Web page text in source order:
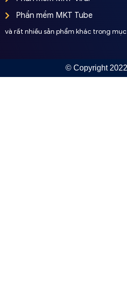
Phần mềm MKT Tube
và rất nhiều sản phẩm khác trong
© Copyright